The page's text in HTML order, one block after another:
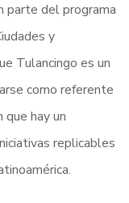
parte del programa
y
Tulancingo es un
como referente
hay un
replicables